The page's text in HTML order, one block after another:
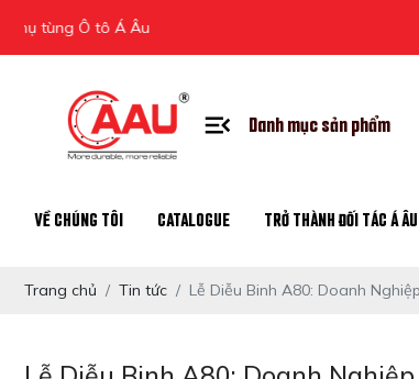
Á Âu
Danh mục sản phẩm
VỀ CHÚNG TÔI CATALOGUE TRỞ THÀNH ĐỐI TÁC Á ÂU
Trang chủ Tin tức Lễ Diễu Binh A80: Doanh